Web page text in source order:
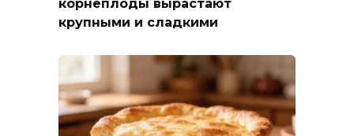
корнеплоды вырастают
крупными и сладкими